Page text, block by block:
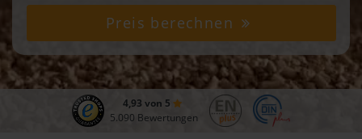
Preis berechnen
4,93 von 5
5.090 Bewertungen